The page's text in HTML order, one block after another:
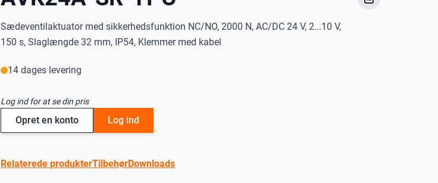
Sædeventilaktuator med sikkerhedsfunktion NC/NO, 2000 N, AC/DC 24 V, 2...10 V,
150 s, Slaglængde 32 mm, IP54, Klemmer med kabel
14 dages levering
Log ind for at se din pris
Opret en konto Log ind
Relaterede produkterTilbehørDownloads